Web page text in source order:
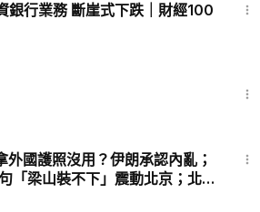
銀行業務 斷崖式下跌｜財經100
國護照沒用？伊朗承認內亂；
「梁山裝不下」震動北京；北京
陽菜單手法被破解【今日新聞】